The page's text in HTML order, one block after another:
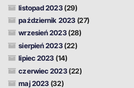
listopad 2023(29)
październik 2023(27)
wrzesień 2023(28)
sierpień 2023(22)
lipiec 2023 (14)
czerwiec 2023(22)
maj 2023 (32)